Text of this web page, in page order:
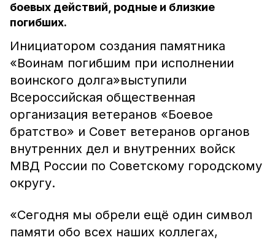
боевых действий, родные и близкие
погибших.
Инициатором создания памятника
«Воинам погибшим при исполнении
воинского долга»выступили
Всероссийская общественная
организация ветеранов «Боевое
братство» и Совет ветеранов органов
внутренних дел и внутренних войск
МВД России по Советскому городскому
округу.
«Сегодня мы обрели ещё один символ
памяти обо всех наших коллегах,